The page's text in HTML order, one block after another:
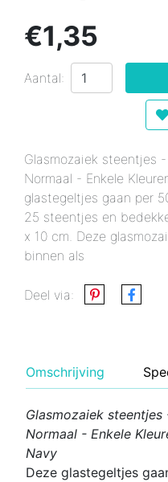
€1,35
Aantal:
Glasmozaiek steentjes
Normaal - Enkele
glastegeltjes gaan per
25 steentjes en
x 10 cm. Deze
binnen als
Deel via:
Omschrijving
Glasmozaiek
Normaal - Enkele
Navy
Deze glastegeltjes